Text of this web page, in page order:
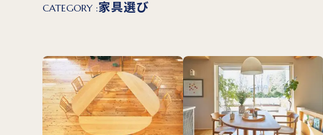
CATEGORY :家具選び